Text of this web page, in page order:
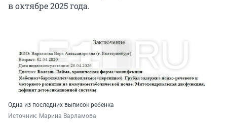
в октябре 2025 года.
Одна из последних выписок ребенка
Источник: Марина Варламова